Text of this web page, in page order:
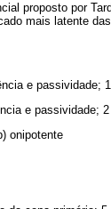
proposto por
mais latente
e passividade;
e passividade;
onipotente